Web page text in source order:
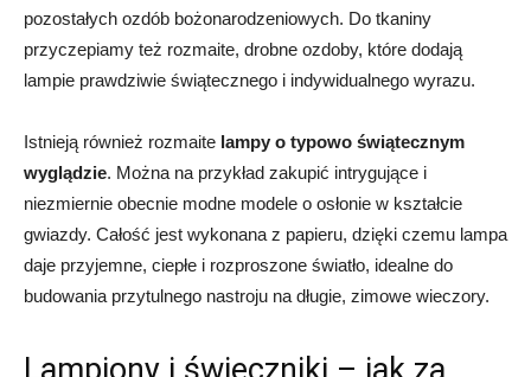
pozostałych ozdób bożonarodzeniowych. Do tkaniny
przyczepiamy też rozmaite, drobne ozdoby, które dodają
lampie prawdziwie świątecznego i indywidualnego wyrazu.
Istnieją również rozmaite lampy o typowo świątecznym
wyglądzie. Można na przykład zakupić intrygujące i
niezmiernie obecnie modne modele o osłonie w kształcie
gwiazdy. Całość jest wykonana z papieru, dzięki czemu lampa
daje przyjemne, ciepłe i rozproszone światło, idealne do
budowania przytulnego nastroju na długie, zimowe wieczory.